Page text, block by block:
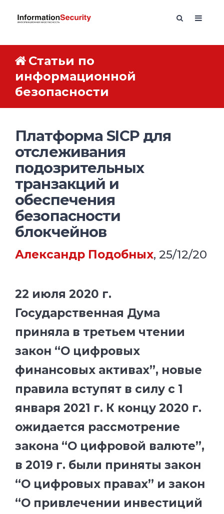
Статьи по
информационной
безопасности
Платформа SICP для
отслеживания
подозрительных
транзакций и
обеспечения
безопасности
блокчейнов
Александр Подобных, 25/12/20
22 июля 2020 г.
Государственная Дума
приняла в третьем чтении
закон “О цифровых
финансовых активах”, новые
правила вступят в силу с 1
января 2021 г. К концу 2020 г.
ожидается рассмотрение
закона “О цифровой валюте”,
в 2019 г. были приняты закон
“О цифровых правах” и закон
“О привлечении инвестиций